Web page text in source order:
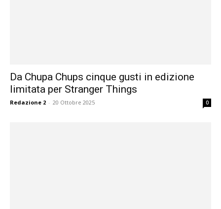
Da Chupa Chups cinque gusti in edizione
limitata per Stranger Things
Redazione 2 - 20 Ottobre 2025 0